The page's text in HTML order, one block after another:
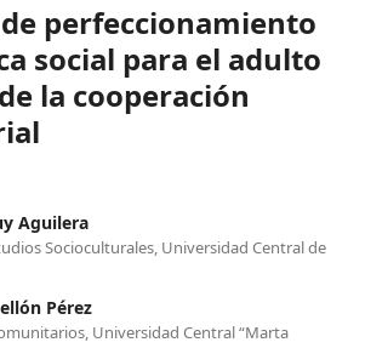
perfeccionamiento
social para el adulto
la cooperación
Aguilera
Socioculturales, Universidad Central de
Pérez
Universidad Central “Marta